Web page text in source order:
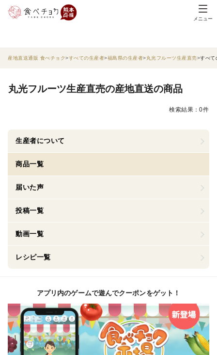
メニュー
産地直送通販 食べチョク すべての生産者 福島県の生産者 丸光フルーツ生産直売 すべて
丸光フルーツ生産直売の産地直送の商品
検索結果：0件
生産者について
商品一覧
届いた声
投稿一覧
動画一覧
レシピ一覧
アプリ内のゲームで遊んでクーポンをゲット！